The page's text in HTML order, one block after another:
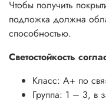
Чтобы получить
подложка должна
способностью.
Светостойкость
Класс: A+ по
Группа: 1 – 3, в